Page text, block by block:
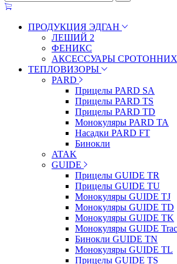
ПРОДУКЦИЯ ЭДГАН
ЛЕШИЙ 2
ФЕНИКС
АКСЕССУАРЫ
ТЕПЛОВИЗОРЫ
PARD
Прицелы PARD SA
Прицелы PARD TS
Прицелы PARD TD
Монокуляры PARD TA
Насадки PARD FT
Бинокли
ATAK
GUIDE
Прицелы GUIDE TR
Прицелы GUIDE TU
Монокуляры GUIDE TJ
Монокуляры GUIDE TD
Монокуляры GUIDE TK
Монокуляры GUIDE
Бинокли GUIDE TN
Монокуляры GUIDE TL
Прицелы GUIDE TS